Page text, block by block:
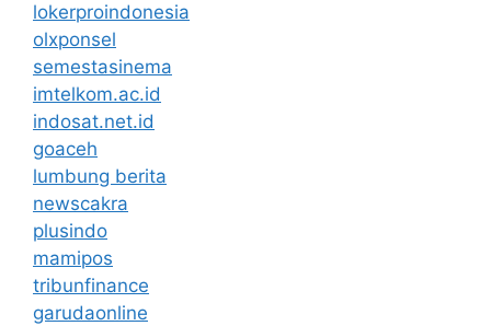
lokerproindonesia
olxponsel
semestasinema
imtelkom.ac.id
indosat.net.id
goaceh
lumbung berita
newscakra
plusindo
mamipos
tribunfinance
garudaonline